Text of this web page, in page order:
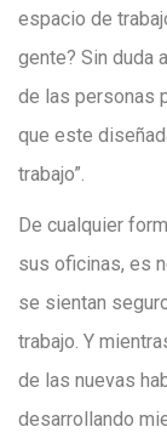
espacio de
gente? Sin duda
de las personas
que este
trabajo”.
De cualquier
sus oficinas, es
se sientan
trabajo. Y
de las nuevas
desarrollando